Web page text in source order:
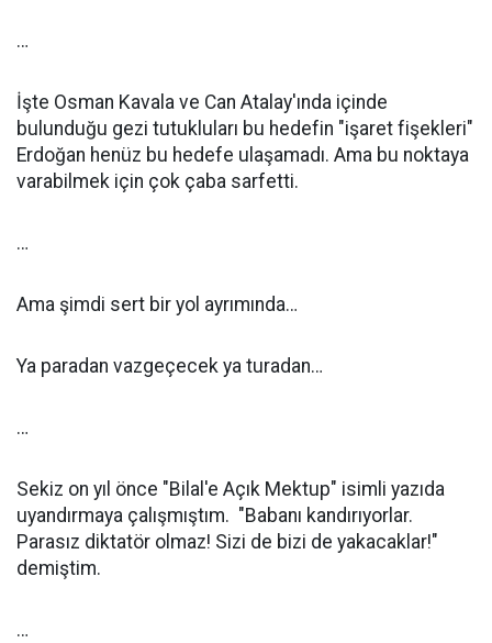
…
İşte Osman Kavala ve Can Atalay'ında içinde
bulunduğu gezi tutukluları bu hedefin "işaret fişekleri"
Erdoğan henüz bu hedefe ulaşamadı. Ama bu noktaya
varabilmek için çok çaba sarfetti.
…
Ama şimdi sert bir yol ayrımında…
Ya paradan vazgeçecek ya turadan…
…
Sekiz on yıl önce "Bilal'e Açık Mektup" isimli yazıda
uyandırmaya çalışmıştım. "Babanı kandırıyorlar.
Parasız diktatör olmaz! Sizi de bizi de yakacaklar!"
demiştim.
…